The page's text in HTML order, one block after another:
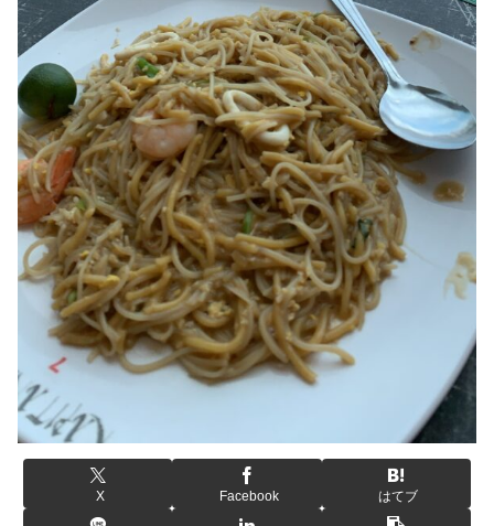
X Facebook はてブ